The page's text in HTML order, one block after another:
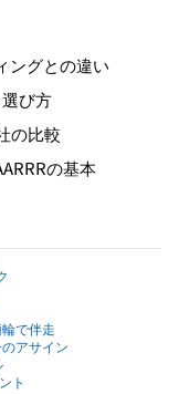
ングとの違い
び方
の比較
の基本
で伴走
アサイン
ト